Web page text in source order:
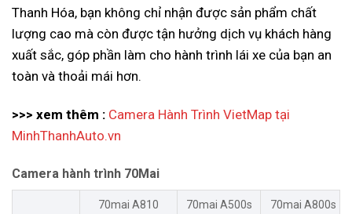
Thanh Hóa, bạn không chỉ nhận được sản phẩm chất
lượng cao mà còn được tận hưởng dịch vụ khách hàng
xuất sắc, góp phần làm cho hành trình lái xe của bạn an
toàn và thoải mái hơn.
>>> xem thêm : Camera Hành Trình VietMap tại
MinhThanhAuto.vn
Camera hành trình 70Mai
70mai A810 70mai A500s 70mai A800s